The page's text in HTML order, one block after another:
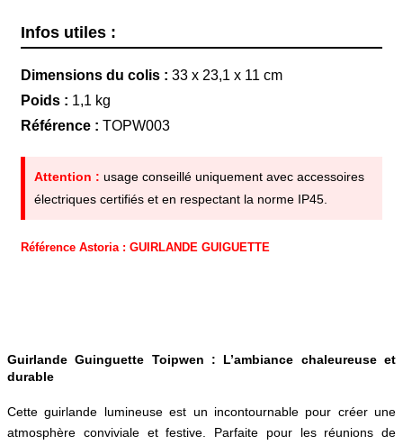
Infos utiles :
Dimensions du colis : 33 x 23,1 x 11 cm
Poids : 1,1 kg
Référence : TOPW003
Attention : usage conseillé uniquement avec accessoires
électriques certifiés et en respectant la norme IP45.
Référence Astoria : GUIRLANDE GUIGUETTE
Guirlande Guinguette Toipwen : L’ambiance chaleureuse et
durable
Cette guirlande lumineuse est un incontournable pour créer une
atmosphère conviviale et festive. Parfaite pour les réunions de